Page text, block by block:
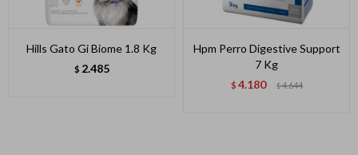
Hills Gato Gi Biome 1.8 Kg
$ 2.485
Hpm Perro Digestive Support
7 Kg
$ 4.180 $4.644